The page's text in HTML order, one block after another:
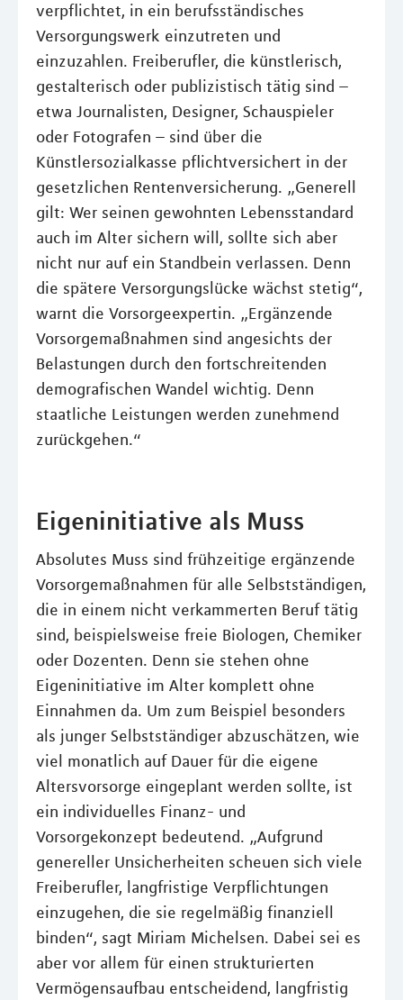
verpflichtet, in ein berufsständisches
Versorgungswerk einzutreten und
einzuzahlen. Freiberufler, die künstlerisch,
gestalterisch oder publizistisch tätig sind –
etwa Journalisten, Designer, Schauspieler
oder Fotografen – sind über die
Künstlersozialkasse pflichtversichert in der
gesetzlichen Rentenversicherung. „Generell
gilt: Wer seinen gewohnten Lebensstandard
auch im Alter sichern will, sollte sich aber
nicht nur auf ein Standbein verlassen. Denn
die spätere Versorgungslücke wächst stetig“,
warnt die Vorsorgeexpertin. „Ergänzende
Vorsorgemaßnahmen sind angesichts der
Belastungen durch den fortschreitenden
demografischen Wandel wichtig. Denn
staatliche Leistungen werden zunehmend
zurückgehen.“
Eigeninitiative als Muss
Absolutes Muss sind frühzeitige ergänzende
Vorsorgemaßnahmen für alle Selbstständigen,
die in einem nicht verkammerten Beruf tätig
sind, beispielsweise freie Biologen, Chemiker
oder Dozenten. Denn sie stehen ohne
Eigeninitiative im Alter komplett ohne
Einnahmen da. Um zum Beispiel besonders
als junger Selbstständiger abzuschätzen, wie
viel monatlich auf Dauer für die eigene
Altersvorsorge eingeplant werden sollte, ist
ein individuelles Finanz- und
Vorsorgekonzept bedeutend. „Aufgrund
genereller Unsicherheiten scheuen sich viele
Freiberufler, langfristige Verpflichtungen
einzugehen, die sie regelmäßig finanziell
binden“, sagt Miriam Michelsen. Dabei sei es
aber vor allem für einen strukturierten
Vermögensaufbau entscheidend, langfristig